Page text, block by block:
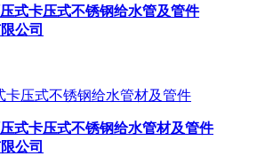
式卡压式不锈钢给水管及管件
公司
式卡压式不锈钢给水管材及管件
公司